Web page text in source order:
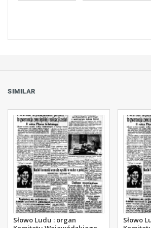
SIMILAR
Słowo Ludu : organ
Słowo